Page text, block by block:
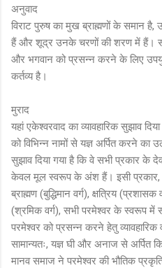
अनुवाद
विराट पुरुष का मुख ब्राह्मणों के समान है,
हैं और शूद्र उनके चरणों की शरण में हैं।
और भगवान को प्रसन्न करने के लिए
कर्तव्य है।
मुराद
यहां एकेश्वरवाद का व्यावहारिक सुझाव
को विभिन्न नामों से यज्ञ अर्पित करने
सुझाव दिया गया है कि वे सभी प्रकार के
केवल मूल स्वरूप के अंश हैं। इसी प्रकार,
ब्राह्मण (बुद्धिमान वर्ग), क्षत्रिय
(श्रमिक वर्ग), सभी परमेश्वर के स्वरूप में
परमेश्वर को प्रसन्न करने हेतु
सामान्यतः, यज्ञ घी और अनाज से अर्पित
मानव समाज ने परमेश्वर की भौतिक